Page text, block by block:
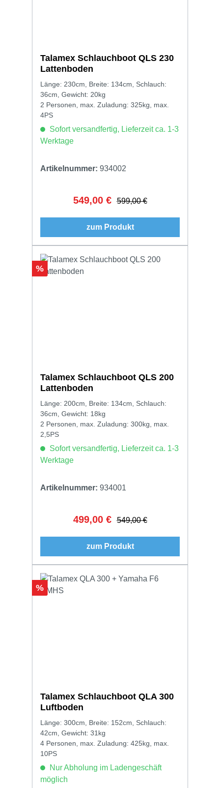
Talamex Schlauchboot QLS 230
Lattenboden
Länge: 230cm, Breite: 134cm, Schlauch:
36cm, Gewicht: 20kg
2 Personen, max. Zuladung: 325kg, max.
4PS
Sofort versandfertig, Lieferzeit ca. 1-3
Werktage
Artikelnummer: 934002
Verkaufspreis:
549,00 € Regulärer Preis:
599,00 €
zum Produkt
Rabatt
%
Talamex Schlauchboot QLS 200
Lattenboden
Länge: 200cm, Breite: 134cm, Schlauch:
36cm, Gewicht: 18kg
2 Personen, max. Zuladung: 300kg, max.
2,5PS
Sofort versandfertig, Lieferzeit ca. 1-3
Werktage
Artikelnummer: 934001
Verkaufspreis:
499,00 € Regulärer Preis:
549,00 €
zum Produkt
Rabatt
%
Talamex Schlauchboot QLA 300
Luftboden
Länge: 300cm, Breite: 152cm, Schlauch:
42cm, Gewicht: 31kg
4 Personen, max. Zuladung: 425kg, max.
10PS
Nur Abholung im Ladengeschäft
möglich